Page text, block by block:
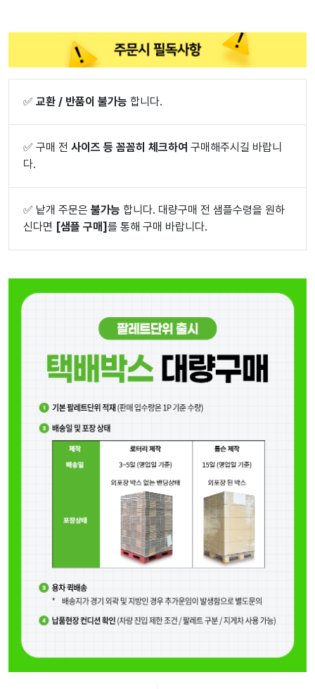
✅ 교환 / 반품이 불가능 합니다.
✅ 구매 전 사이즈 등 꼼꼼히 체크하여 구매해주시길 바랍니
다.
✅ 낱개 주문은 불가능 합니다. 대량구매 전 샘플수령을 원하
신다면 [샘플 구매]를 통해 구매 바랍니다.